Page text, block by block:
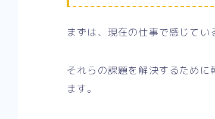
まずは、現在の仕事で感じてい
それらの課題を解決するため
ます。